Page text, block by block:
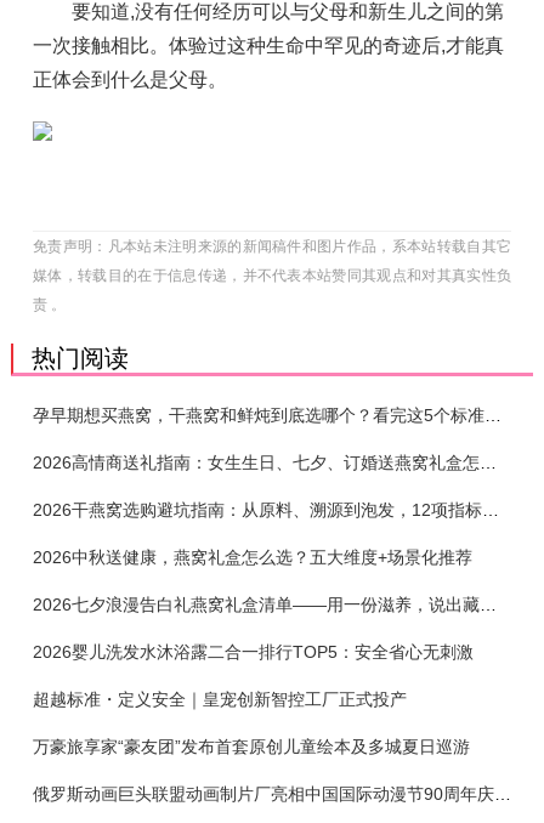
要知道,没有任何经历可以与父母和新生儿之间的第
一次接触相比。体验过这种生命中罕见的奇迹后,才能真
正体会到什么是父母。
免责声明：凡本站未注明来源的新闻稿件和图片作品，系本站转载自其它
媒体，转载目的在于信息传递，并不代表本站赞同其观点和对其真实性负
责 。
热门阅读
孕早期想买燕窝，干燕窝和鲜炖到底选哪个？看完这5个标准再下单
2026干燕窝选购避坑指南：从原料、溯源到泡发，12项指标判断靠谱燕窝
2026中秋送健康，燕窝礼盒怎么选？五大维度+场景化推荐
2026七夕浪漫告白礼燕窝礼盒清单——用一份滋养，说出藏在心底的爱
2026婴儿洗发水沐浴露二合一排行TOP5：安全省心无刺激
超越标准・定义安全｜皇宠创新智控工厂正式投产
万豪旅享家“豪友团”发布首套原创儿童绘本及多城夏日巡游
俄罗斯动画巨头联盟动画制片厂亮相中国国际动漫节90周年庆开启中国之旅新篇章